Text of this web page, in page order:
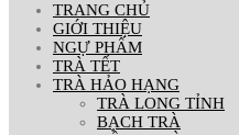
TRANG CHỦ
GIỚI THIỆU
NGỰ PHẨM
TRÀ TẾT
TRÀ HẢO HẠNG
TRÀ LONG TỈNH
BẠCH TRÀ